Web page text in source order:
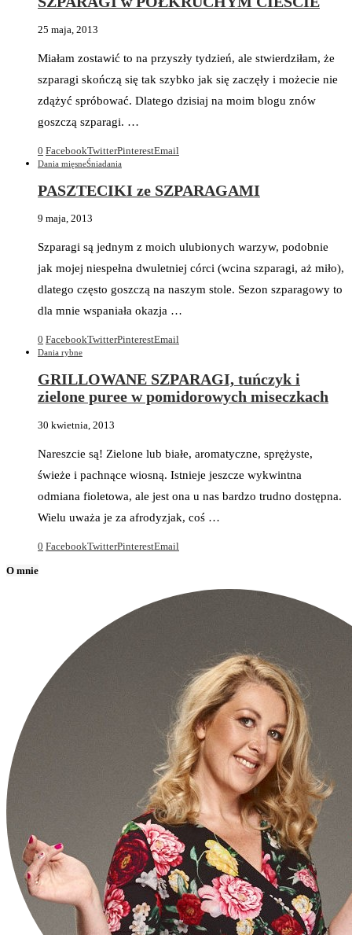
25 maja, 2013
Miałam zostawić to na przyszły tydzień, ale stwierdziłam, że
szparagi skończą się tak szybko jak się zaczęły i możecie nie
zdążyć spróbować. Dlatego dzisiaj na moim blogu znów
goszczą szparagi. …
0 FacebookTwitterPinterestEmail
Dania mięsneŚniadania
PASZTECIKI ze SZPARAGAMI
9 maja, 2013
Szparagi są jednym z moich ulubionych warzyw, podobnie
jak mojej niespełna dwuletniej córci (wcina szparagi, aż miło),
dlatego często goszczą na naszym stole. Sezon szparagowy to
dla mnie wspaniała okazja …
0 FacebookTwitterPinterestEmail
Dania rybne
GRILLOWANE SZPARAGI, tuńczyk i
zielone puree w pomidorowych miseczkach
30 kwietnia, 2013
Nareszcie są! Zielone lub białe, aromatyczne, sprężyste,
świeże i pachnące wiosną. Istnieje jeszcze wykwintna
odmiana fioletowa, ale jest ona u nas bardzo trudno dostępna.
Wielu uważa je za afrodyzjak, coś …
0 FacebookTwitterPinterestEmail
O mnie